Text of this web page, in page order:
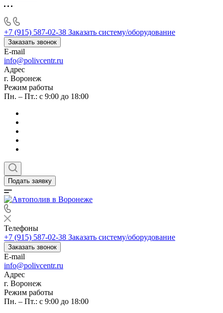
+7 (915) 587-02-38 Заказать систему/оборудование
Заказать звонок
E-mail
info@polivcentr.ru
Адрес
г. Воронеж
Режим работы
Пн. – Пт.: с 9:00 до 18:00
Подать заявку
Телефоны
+7 (915) 587-02-38 Заказать систему/оборудование
Заказать звонок
E-mail
info@polivcentr.ru
Адрес
г. Воронеж
Режим работы
Пн. – Пт.: с 9:00 до 18:00